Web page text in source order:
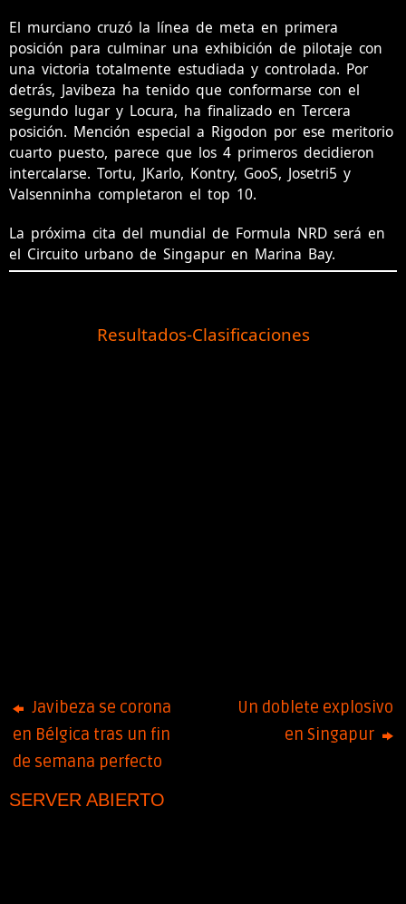
El murciano cruzó la línea de meta en primera
posición para culminar una exhibición de pilotaje con
una victoria totalmente estudiada y controlada. Por
detrás, Javibeza ha tenido que conformarse con el
segundo lugar y Locura, ha finalizado en Tercera
posición. Mención especial a Rigodon por ese meritorio
cuarto puesto, parece que los 4 primeros decidieron
intercalarse. Tortu, JKarlo, Kontry, GooS, Josetri5 y
Valsenninha completaron el top 10.
La próxima cita del mundial de Formula NRD será en
el Circuito urbano de Singapur en Marina Bay.
Resultados-Clasificaciones
Javibeza se corona
en Bélgica tras un fin
de semana perfecto
Un doblete explosivo
en Singapur
SERVER ABIERTO